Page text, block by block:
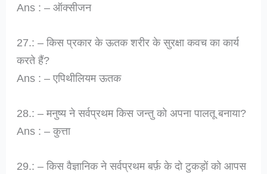
Ans : – ऑक्सीजन
27.: – किस प्रकार के ऊतक शरीर के सुरक्षा कवच का कार्य
करते हैं?
Ans : – एपिथीलियम ऊतक
28.: – मनुष्य ने सर्वप्रथम किस जन्तु को अपना पालतू बनाया?
Ans : – कुत्ता
29.: – किस वैज्ञानिक ने सर्वप्रथम बर्फ़ के दो टुकड़ों को आपस